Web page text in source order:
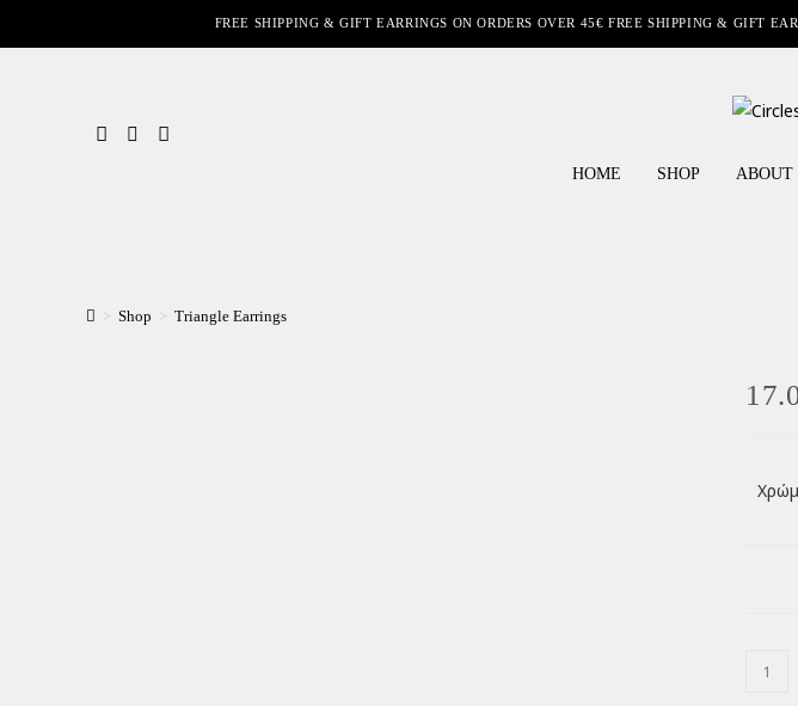
FREE SHIPPING & GIFT EARRINGS ON ORDERS OVER 45€ FREE SHIPPING & GIFT
HOME SHOP ABOUT
> Shop > Triangle Earrings